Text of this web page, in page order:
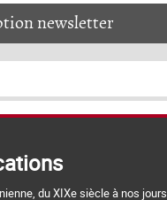
newsletter
du XIXe siècle à nos jours